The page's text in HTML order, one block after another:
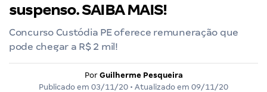
suspenso. SAIBA MAIS!
Concurso Custódia PE oferece remuneração que
pode chegar a R$ 2 mil!
Por Guilherme Pesqueira
Publicado em 03/11/20 • Atualizado em 09/11/20